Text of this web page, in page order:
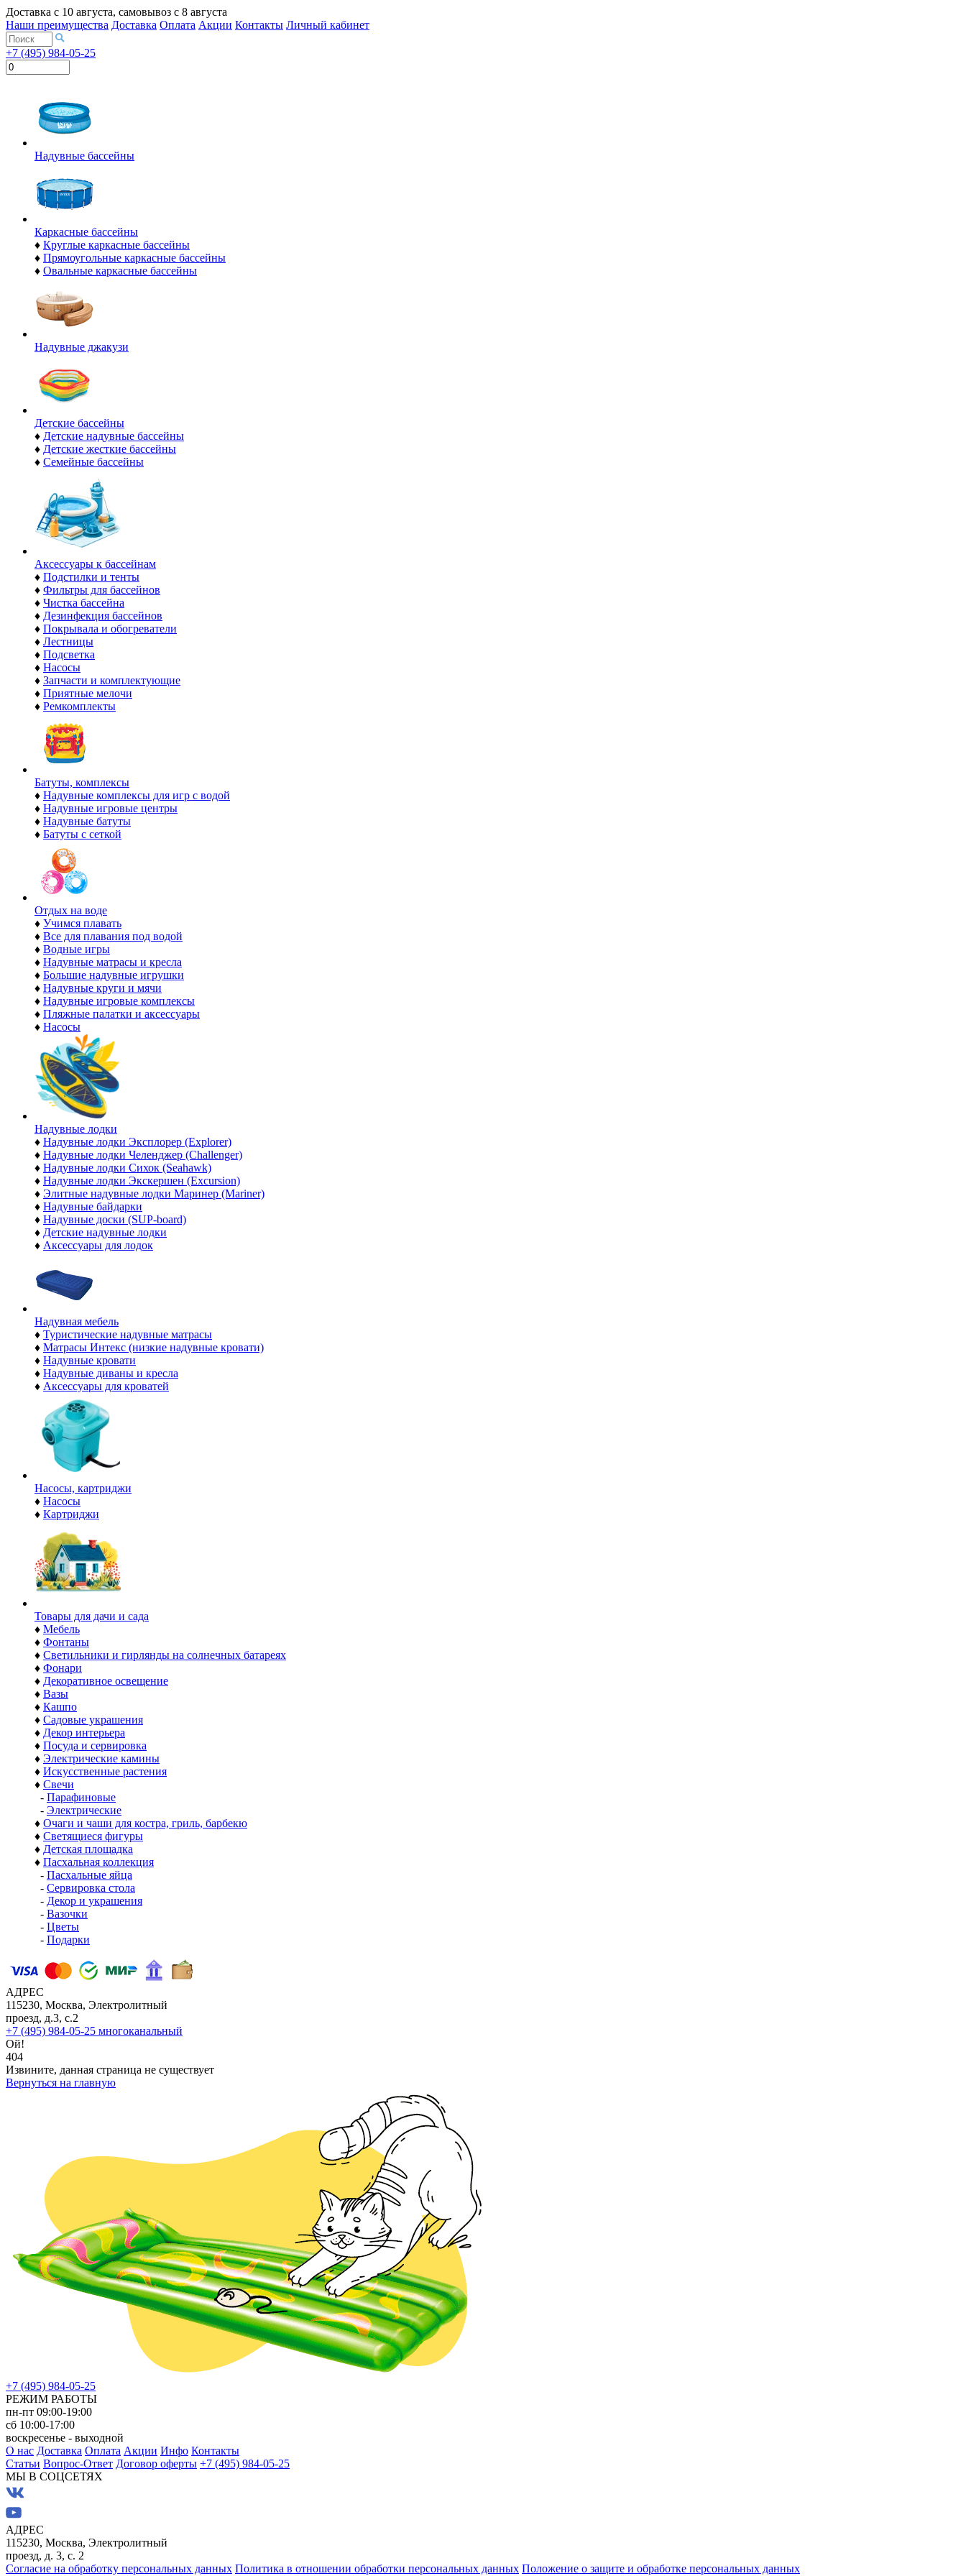
Доставка с 10 августа, самовывоз с 8 августа
Наши преимущества Доставка Оплата Акции Контакты Личный кабинет
+7 (495) 984-05-25
Надувные бассейны
Каркасные бассейны
♦ Круглые каркасные бассейны
♦ Прямоугольные каркасные бассейны
♦ Овальные каркасные бассейны
Надувные джакузи
Детские бассейны
♦ Детские надувные бассейны
♦ Детские жесткие бассейны
♦ Семейные бассейны
Аксессуары к бассейнам
♦ Подстилки и тенты
♦ Фильтры для бассейнов
♦ Чистка бассейна
♦ Дезинфекция бассейнов
♦ Покрывала и обогреватели
♦ Лестницы
♦ Подсветка
♦ Насосы
♦ Запчасти и комплектующие
♦ Приятные мелочи
♦ Ремкомплекты
Батуты, комплексы
♦ Надувные комплексы для игр с водой
♦ Надувные игровые центры
♦ Надувные батуты
♦ Батуты с сеткой
Отдых на воде
♦ Учимся плавать
♦ Все для плавания под водой
♦ Водные игры
♦ Надувные матрасы и кресла
♦ Большие надувные игрушки
♦ Надувные круги и мячи
♦ Надувные игровые комплексы
♦ Пляжные палатки и аксессуары
♦ Насосы
Надувные лодки
♦ Надувные лодки Эксплорер (Explorer)
♦ Надувные лодки Челенджер (Challenger)
♦ Надувные лодки Сихок (Seahawk)
♦ Надувные лодки Экскершен (Excursion)
♦ Элитные надувные лодки Маринер (Mariner)
♦ Надувные байдарки
♦ Надувные доски (SUP-board)
♦ Детские надувные лодки
♦ Аксессуары для лодок
Надувная мебель
♦ Туристические надувные матрасы
♦ Матрасы Интекс (низкие надувные кровати)
♦ Надувные кровати
♦ Надувные диваны и кресла
♦ Аксессуары для кроватей
Насосы, картриджи
♦ Насосы
♦ Картриджи
Товары для дачи и сада
♦ Мебель
♦ Фонтаны
♦ Светильники и гирлянды на солнечных батареях
♦ Фонари
♦ Декоративное освещение
♦ Вазы
♦ Кашпо
♦ Садовые украшения
♦ Декор интерьера
♦ Посуда и сервировка
♦ Электрические камины
♦ Искусственные растения
♦ Свечи
- Парафиновые
- Электрические
♦ Очаги и чаши для костра, гриль, барбекю
♦ Светящиеся фигуры
♦ Детская площадка
♦ Пасхальная коллекция
- Пасхальные яйца
- Сервировка стола
- Декор и украшения
- Вазочки
- Цветы
- Подарки
АДРЕС
115230, Москва, Электролитный
проезд, д.3, с.2
+7 (495) 984-05-25 многоканальный
Ой!
404
Извините, данная страница не существует
Вернуться на главную
+7 (495) 984-05-25
РЕЖИМ РАБОТЫ
пн-пт 09:00-19:00
сб 10:00-17:00
воскресенье - выходной
О нас Доставка Оплата Акции Инфо Контакты
Статьи Вопрос-Ответ Договор оферты +7 (495) 984-05-25
МЫ В СОЦСЕТЯХ
АДРЕС
115230, Москва, Электролитный
проезд, д. 3, с. 2
Согласие на обработку персональных данных Политика в отношении обработки персональных данных Положение о защите и обработке персональных данных